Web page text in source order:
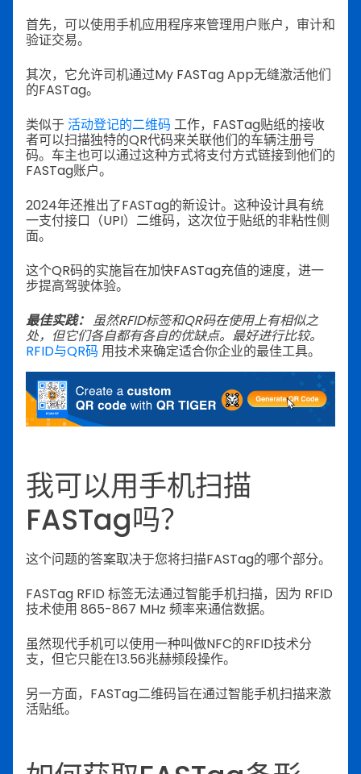
首先，可以使用手机应用程序来管理用户账户，审计和
验证交易。
其次，它允许司机通过My FASTag App无缝激活他们
的FASTag。
类似于活动登记的二维码 工作，FASTag贴纸的接收
者可以扫描独特的QR代码来关联他们的车辆注册号
码。车主也可以通过这种方式将支付方式链接到他们的
FASTag账户。
2024年还推出了FASTag的新设计。这种设计具有统
一支付接口（UPI）二维码，这次位于贴纸的非粘性侧
面。
这个QR码的实施旨在加快FASTag充值的速度，进一
步提高驾驶体验。
最佳实践： 虽然RFID标签和QR码在使用上有相似之
处，但它们各自都有各自的优缺点。最好进行比较。
RFID与QR码 用技术来确定适合你企业的最佳工具。
我可以用手机扫描
FASTag吗？
这个问题的答案取决于您将扫描FASTag的哪个部分。
FASTag RFID 标签无法通过智能手机扫描，因为 RFID
技术使用 865-867 MHz 频率来通信数据。
虽然现代手机可以使用一种叫做NFC的RFID技术分
支，但它只能在13.56兆赫频段操作。
另一方面，FASTag二维码旨在通过智能手机扫描来激
活贴纸。